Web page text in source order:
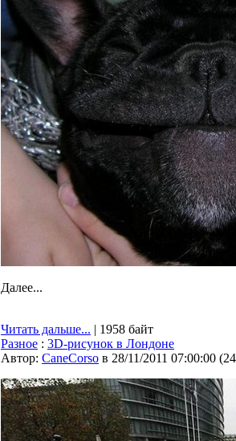
Далее...
Читать дальше... | 1958 байт
Разное : 3D-рисунок в Лондоне
Автор: CaneCorso в 28/11/2011 07:00:00 (